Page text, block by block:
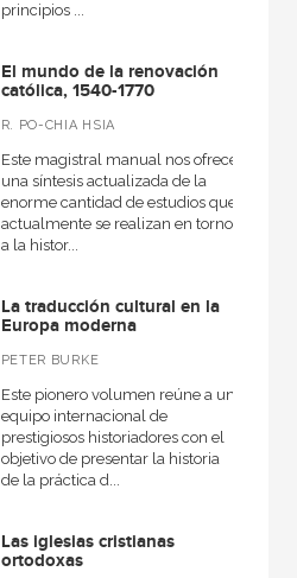
principios ...
El mundo de la renovación
católica, 1540-1770
R. PO-CHIA HSIA
Este magistral manual nos ofrece
una síntesis actualizada de la
enorme cantidad de estudios que
actualmente se realizan en torno
a la histor...
La traducción cultural en la
Europa moderna
PETER BURKE
Este pionero volumen reúne a un
equipo internacional de
prestigiosos historiadores con el
objetivo de presentar la historia
de la práctica d...
Las iglesias cristianas
ortodoxas